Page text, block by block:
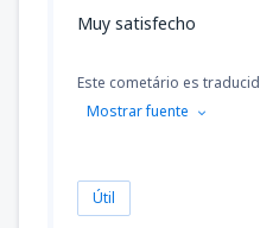
Muy satisfecho
Este cometário es
Mostrar fuente
Útil